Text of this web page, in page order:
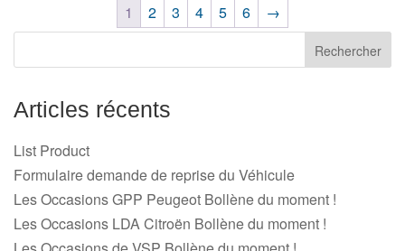
1 2 3 4 5 6 →
Articles récents
List Product
Formulaire demande de reprise du Véhicule
Les Occasions GPP Peugeot Bollène du moment !
Les Occasions LDA Citroën Bollène du moment !